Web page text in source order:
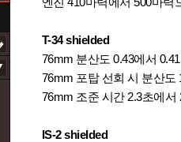
T-34 shielded
76mm 분산도 0.43에서
76mm 포탑 선회 시 분산도
76mm 조준 시간 2.3초에서
IS-2 shielded